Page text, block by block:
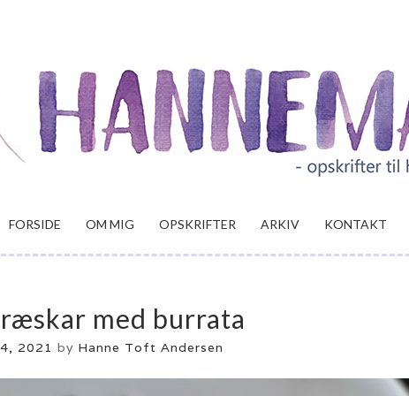
FORSIDE OM MIG OPSKRIFTER ARKIV KONTAKT
med burrata
2021 by Hanne Toft Andersen